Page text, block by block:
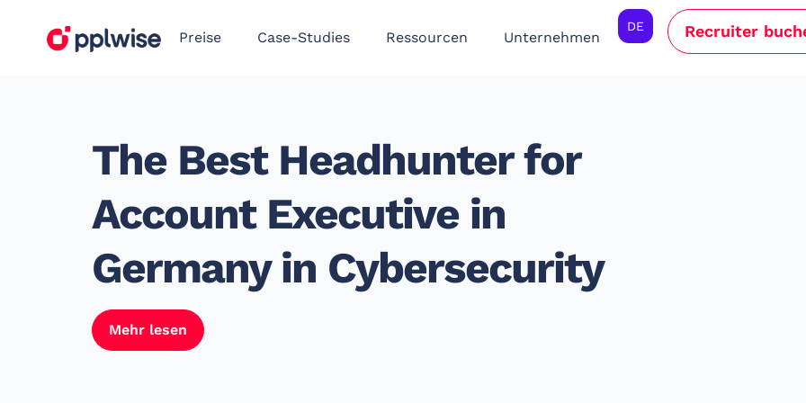
Preise Case-Studies Ressourcen Unternehmen
DE Recruiter
The Best Headhunter for
Account Executive in
Germany in Cybersecurity
Mehr lesen